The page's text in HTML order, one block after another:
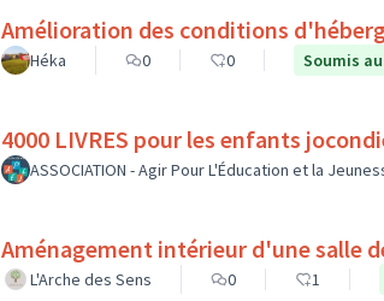
Amélioration des conditions
Héka 0 0 Soumis
4000 LIVRES pour les enfants
ASSOCIATION - Agir Pour L'Éducation et la
Aménagement intérieur d'une salle
L'Arche des Sens 0 1